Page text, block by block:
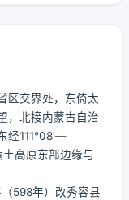
区交界处，东倚太
，北接内蒙古自治
经111°08′—
高原东部边缘与
（598年）改秀容县